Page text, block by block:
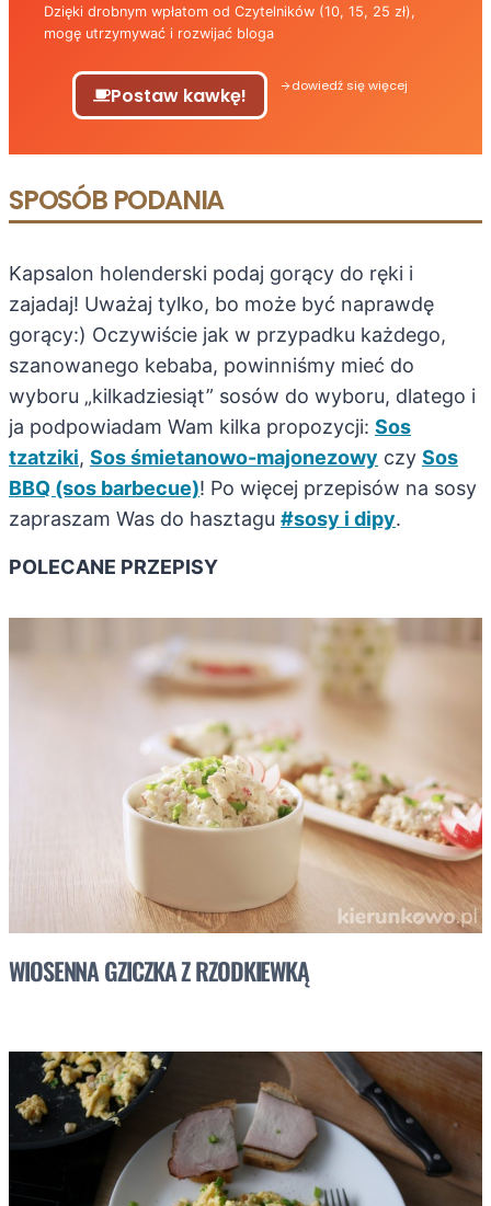
Dzięki drobnym wpłatom od Czytelników (10, 15, 25 zł),
mogę utrzymywać i rozwijać bloga
Postaw kawkę! dowiedź się więcej
SPOSÓB PODANIA
Kapsalon holenderski podaj gorący do ręki i
zajadaj! Uważaj tylko, bo może być naprawdę
gorący:) Oczywiście jak w przypadku każdego,
szanowanego kebaba, powinniśmy mieć do
wyboru „kilkadziesiąt” sosów do wyboru, dlatego i
ja podpowiadam Wam kilka propozycji: Sos
tzatziki, Sos śmietanowo-majonezowy czy Sos
BBQ (sos barbecue)! Po więcej przepisów na sosy
zapraszam Was do hasztagu #sosy i dipy.
POLECANE PRZEPISY
WIOSENNA GZICZKA Z RZODKIEWKĄ